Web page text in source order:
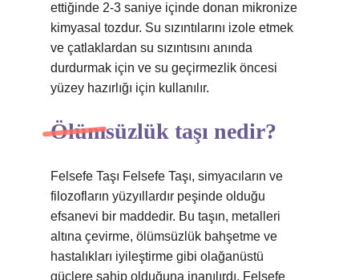
ettiğinde 2-3 saniye içinde donan mikronize
kimyasal tozdur. Su sızıntılarını izole etmek
ve çatlaklardan su sızıntısını anında
durdurmak için ve su geçirmezlik öncesi
yüzey hazırlığı için kullanılır.
Ölümsüzlük taşı nedir?
Felsefe Taşı Felsefe Taşı, simyacıların ve
filozofların yüzyıllardır peşinde olduğu
efsanevi bir maddedir. Bu taşın, metalleri
altına çevirme, ölümsüzlük bahşetme ve
hastalıkları iyileştirme gibi olağanüstü
güçlere sahip olduğuna inanılırdı. Felsefe